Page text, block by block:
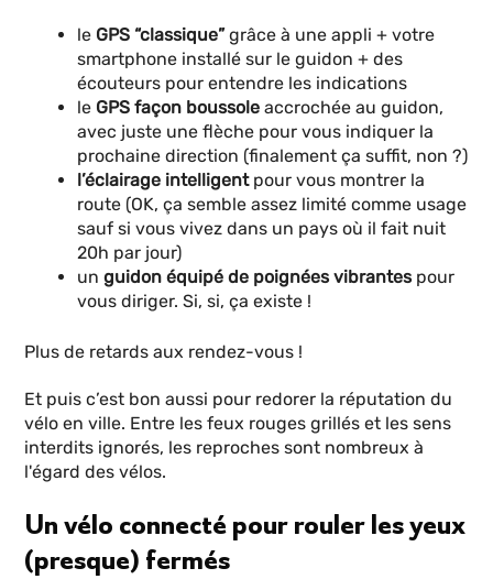
le GPS “classique”grâce à une appli + votre
smartphone installé sur le guidon + des
écouteurs pour entendre les indications
le GPS façon boussole accrochée au guidon,
avec juste une flèche pour vous indiquer la
prochaine direction (finalement ça suffit, non ?)
l’éclairage intelligentpour vous montrer la
route (OK, ça semble assez limité comme usage
sauf si vous vivez dans un pays où il fait nuit
20h par jour)
unguidon équipé de poignées vibrantes pour
vous diriger. Si, si, ça existe !
Plus de retards aux rendez-vous !
Et puis c’est bon aussi pour redorer la réputation du
vélo en ville. Entre les feux rouges grillés et les sens
interdits ignorés, les reproches sont nombreux à
l'égard des vélos.
Un vélo connecté pour rouler les yeux
(presque) fermés